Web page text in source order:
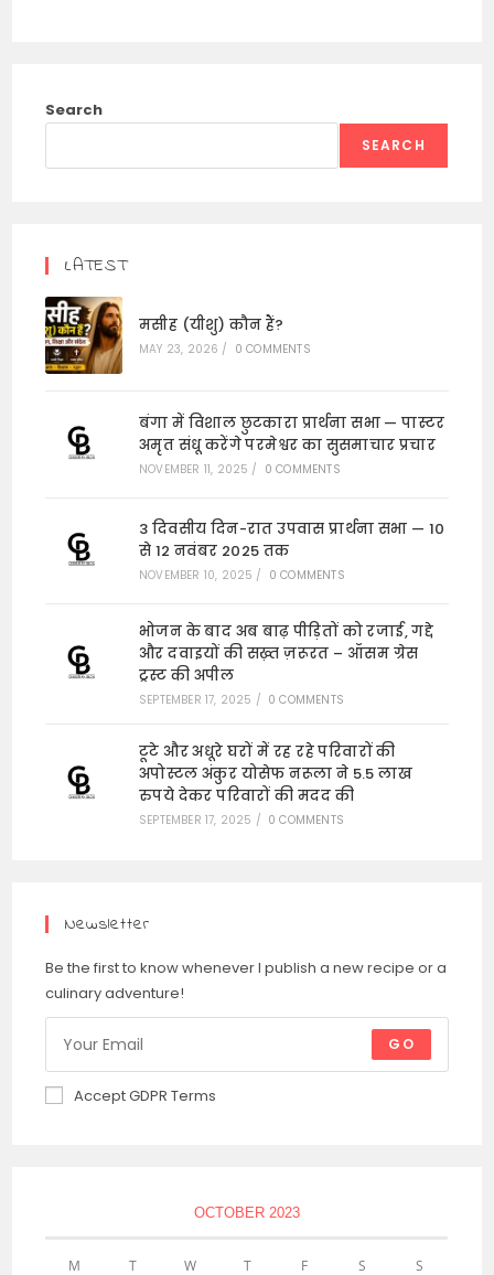
Search
SEARCH
LATEST
मसीह (यीशु) कौन हैं?
MAY 23, 2026 / 0 COMMENTS
बंगा में विशाल छुटकारा प्रार्थना सभा — पास्टर
अमृत संधू करेंगे परमेश्वर का सुसमाचार प्रचार
NOVEMBER 11, 2025 / 0 COMMENTS
3 दिवसीय दिन-रात उपवास प्रार्थना सभा — 10
से 12 नवंबर 2025 तक
NOVEMBER 10, 2025 / 0 COMMENTS
भोजन के बाद अब बाढ़ पीड़ितों को रजाई, गद्दे
और दवाइयों की सख़्त ज़रूरत – ऑसम ग्रेस
ट्रस्ट की अपील
SEPTEMBER 17, 2025 / 0 COMMENTS
टूटे और अधूरे घरों में रह रहे परिवारों की
अपोस्टल अंकुर योसेफ नरूला ने 5.5 लाख
रुपये देकर परिवारों की मदद की
SEPTEMBER 17, 2025 / 0 COMMENTS
Newsletter
Be the first to know whenever I publish a new recipe or a
culinary adventure!
GO
Accept GDPR Terms
OCTOBER 2023
M T W T F S S